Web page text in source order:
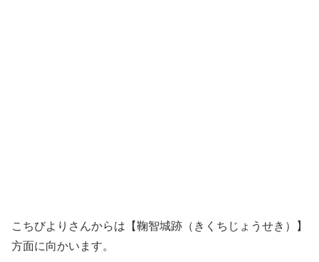
こちびよりさんからは【鞠智城跡（きくちじょうせき）】
方面に向かいます。